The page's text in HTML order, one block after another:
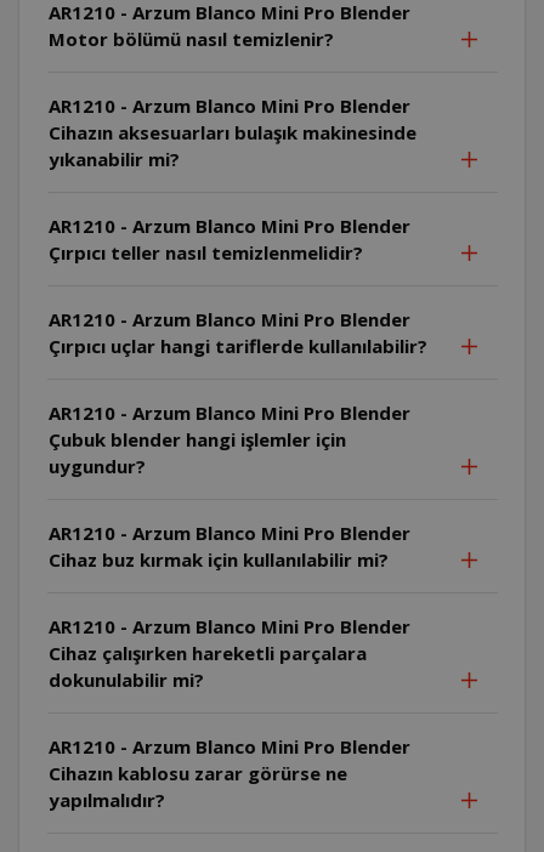
AR1210 - Arzum Blanco Mini Pro Blender
Motor bölümü nasıl temizlenir?
AR1210 - Arzum Blanco Mini Pro Blender
Cihazın aksesuarları bulaşık makinesinde
yıkanabilir mi?
AR1210 - Arzum Blanco Mini Pro Blender
Çırpıcı teller nasıl temizlenmelidir?
AR1210 - Arzum Blanco Mini Pro Blender
Çırpıcı uçlar hangi tariflerde kullanılabilir?
AR1210 - Arzum Blanco Mini Pro Blender
Çubuk blender hangi işlemler için
uygundur?
AR1210 - Arzum Blanco Mini Pro Blender
Cihaz buz kırmak için kullanılabilir mi?
AR1210 - Arzum Blanco Mini Pro Blender
Cihaz çalışırken hareketli parçalara
dokunulabilir mi?
AR1210 - Arzum Blanco Mini Pro Blender
Cihazın kablosu zarar görürse ne
yapılmalıdır?